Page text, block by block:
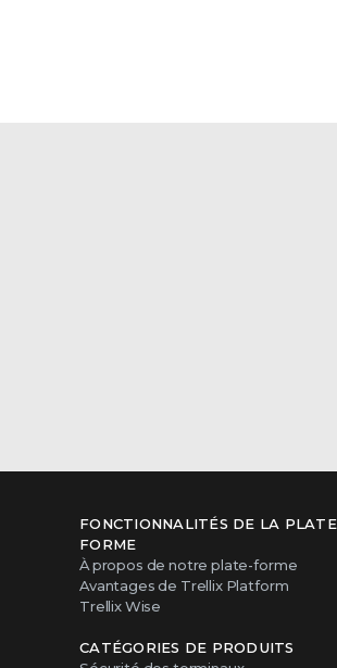
FONCTIONNALITÉS DE LA
FORME
À propos de notre plate-forme
Avantages de Trellix Platform
Trellix Wise
CATÉGORIES DE PRODUITS